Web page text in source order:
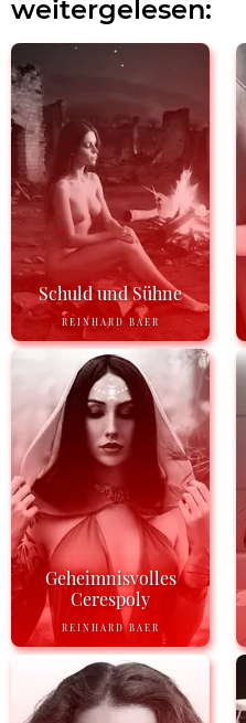
weitergelesen:
Schuld und Sühne
REINHARD BAER
Geheimnisvolles
Cerespoly
REINHARD BAER